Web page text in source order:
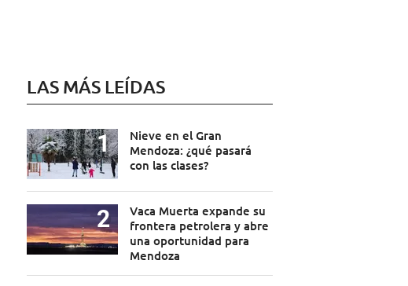
LAS MÁS LEÍDAS
Nieve en el Gran
Mendoza: ¿qué pasará
con las clases?
Vaca Muerta expande su
frontera petrolera y abre
una oportunidad para
Mendoza